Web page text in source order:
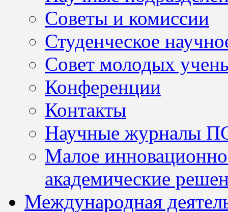
Советы и комиссии
Студенческое
Совет молодых
Конференции
Контакты
Научные журналы
Малое
академические
Международная